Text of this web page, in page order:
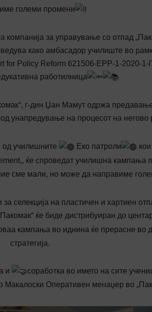
големи промени
за управување со отпад
како амбасадор училиште во
for Policy Reform 621506-EPP-1-2020-1-
работилница
г-дин Џан Мамут одржа
унапредување на процесот на
од училишните Еко патроли
ќе спроведат училишна кампања
сме мали, но може да направиме
селекција на пластичен и хартиен
ќе биде дистрибуиран до
кампања во иднина ќе прерасне во
стратегија.
и
соработка во името на сите
Макалоски Oперативен менаџер во